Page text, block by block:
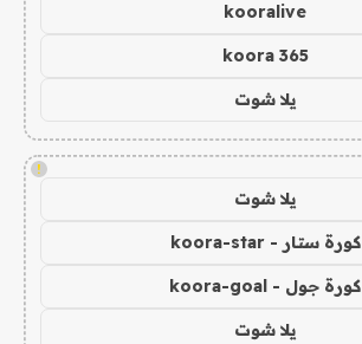
kooralive
koora 365
يلا شوت
!
يلا شوت
كورة ستار - koora-star
كورة جول - koora-goal
يلا شوت